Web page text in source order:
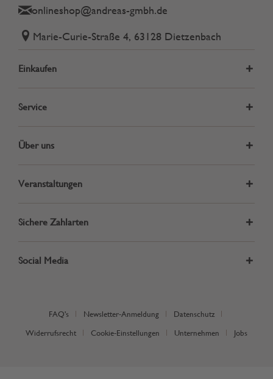
onlineshop@andreas-gmbh.de
Marie-Curie-Straße 4, 63128 Dietzenbach
Einkaufen
Service
Über uns
Veranstaltungen
Sichere Zahlarten
Social Media
FAQ's Newsletter-Anmeldung Datenschutz
Widerrufsrecht Cookie-Einstellungen Unternehmen Jobs